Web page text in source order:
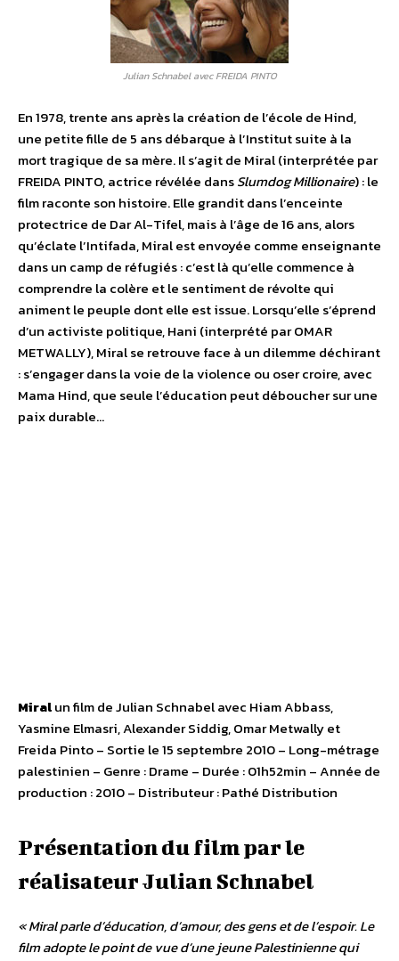
Julian Schnabel avec FREIDA PINTO
En 1978, trente ans après la création de l’école de Hind,
une petite fille de 5 ans débarque à l’Institut suite à la
mort tragique de sa mère. Il s’agit de Miral (interprétée par
FREIDA PINTO, actrice révélée dansSlumdog Millionaire) : le
film raconte son histoire. Elle grandit dans l’enceinte
protectrice de Dar Al-Tifel, mais à l’âge de 16 ans, alors
qu’éclate l’Intifada, Miral est envoyée comme enseignante
dans un camp de réfugiés : c’est là qu’elle commence à
comprendre la colère et le sentiment de révolte qui
animent le peuple dont elle est issue. Lorsqu’elle s’éprend
d’un activiste politique, Hani (interprété par OMAR
METWALLY), Miral se retrouve face à un dilemme déchirant
: s’engager dans la voie de la violence ou oser croire, avec
Mama Hind, que seule l’éducation peut déboucher sur une
paix durable…
Miralun film de Julian Schnabel avec Hiam Abbass,
Yasmine Elmasri, Alexander Siddig, Omar Metwally et
Freida Pinto – Sortie le 15 septembre 2010 – Long-métrage
palestinien – Genre : Drame – Durée : 01h52min – Année de
production : 2010 – Distributeur : Pathé Distribution
Présentation du film par le
réalisateur Julian Schnabel
« Miral parle d’éducation, d’amour, des gens et de l’espoir. Le
film adopte le point de vue d’une jeune Palestinienne qui